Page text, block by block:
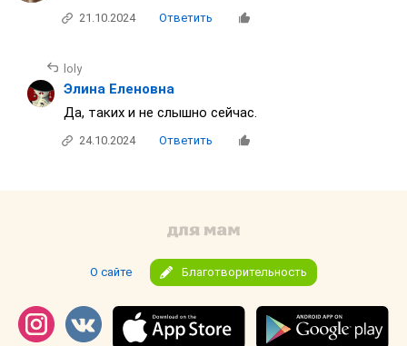
21.10.2024 Ответить
loly
Элина Еленовна
Да, таких и не слышно сейчас.
24.10.2024 Ответить
О сайте Благотворительность